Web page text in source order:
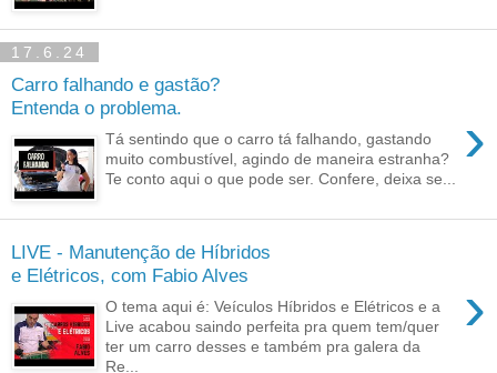
17.6.24
Carro falhando e gastão?
Entenda o problema.
›
Tá sentindo que o carro tá falhando, gastando
muito combustível, agindo de maneira estranha?
Te conto aqui o que pode ser. Confere, deixa se...
LIVE - Manutenção de Híbridos
e Elétricos, com Fabio Alves
›
O tema aqui é: Veículos Híbridos e Elétricos e a
Live acabou saindo perfeita pra quem tem/quer
ter um carro desses e também pra galera da
Re...